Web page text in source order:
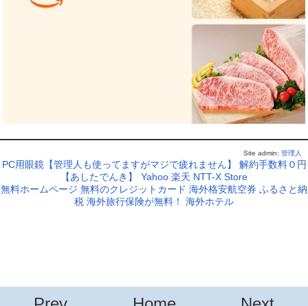
Site admin:管理人
PC用眼鏡【管理人も使ってますがマジで疲れません】
解約手数料０円
【あしたでんき】
Yahoo 楽天 NTT-X Store
無料ホームページ 無料のクレジットカード 海外格安航空券 ふるさと納
税 海外旅行保険が無料！ 海外ホテル